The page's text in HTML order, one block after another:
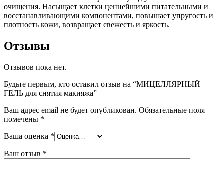
очищения. Насыщает клетки ценнейшими питательными и
восстанавливающими компонентами, повышает упругость и
плотность кожи, возвращает свежесть и яркость.
Отзывы
Отзывов пока нет.
Будьте первым, кто оставил отзыв на “МИЦЕЛЛЯРНЫЙ
ГЕЛЬ для снятия макияжа”
Ваш адрес email не будет опубликован. Обязательные поля
помечены *
Ваша оценка *
Ваш отзыв *